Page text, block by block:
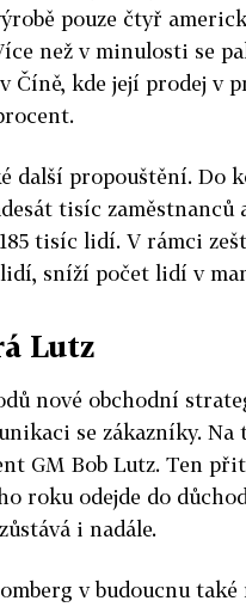
pouze čtyř
než v minulosti se
Číně, kde její prodej v
další propouštění. Do
tisíc zaměstnanců
tisíc lidí. V rámci
sníží počet lidí v
Lutz
nové obchodní
se zákazníky. Na
GM Bob Lutz. Ten
roku odejde do
i nadále.
v budoucnu také